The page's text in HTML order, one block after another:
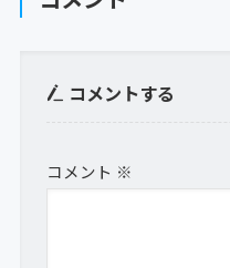
コメントする
コメント ※